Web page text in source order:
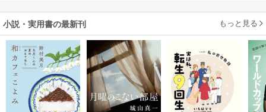
小説・実用書の最新刊 もっと見る